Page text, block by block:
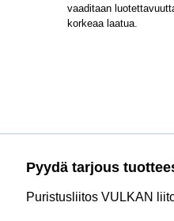
vaaditaan
korkeaa laatua.
Pyydä tarjous
Puristusliitos VULKAN